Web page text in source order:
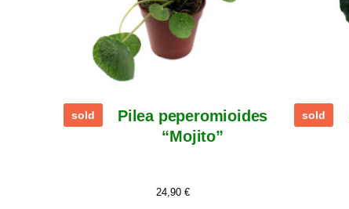
sold
Pilea peperomioides
“Mojito”
24,90€
sold